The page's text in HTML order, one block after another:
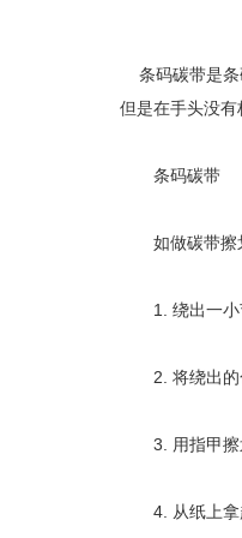
条码碳带是条
但是在手头没
条码碳带
如做碳带擦划
1. 绕出一小
2. 将绕出的
3. 用指甲擦
4. 从纸上拿